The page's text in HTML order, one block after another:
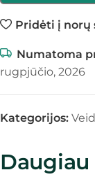
Pridėti į norų
Numatoma
rugpjūčio, 2026
Kategorijos: